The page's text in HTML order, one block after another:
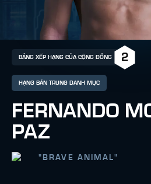
HẠNG BÁN TRUNG DANH MỤC
BẢNG XẾP HẠNG CỦA CỘNG ĐỒNG 2
FERNANDO
PAZ
" BRAVE ANIMAL"